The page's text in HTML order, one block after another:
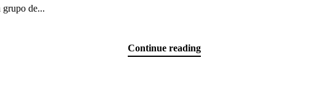
grupo de...
Continue reading